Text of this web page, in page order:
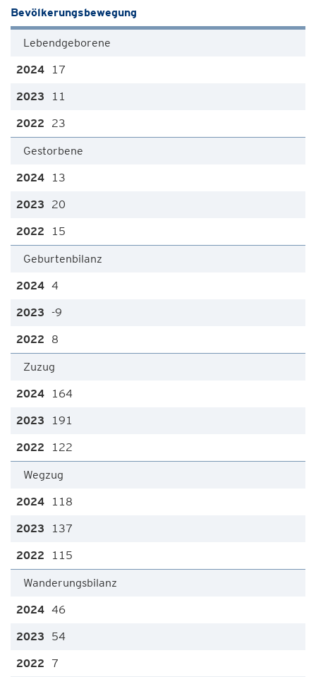
Bevölkerungsbewegung
Lebendgeborene
17
11
23
Gestorbene
13
20
15
Geburtenbilanz
4
-9
8
Zuzug
164
191
122
Wegzug
118
137
115
Wanderungsbilanz
46
54
7